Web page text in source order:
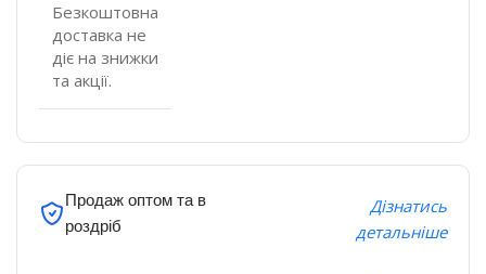
Безкоштовна
доставка не
діє на знижки
та акції.
Продаж оптом та в
роздріб
Дізнатись
детальніше